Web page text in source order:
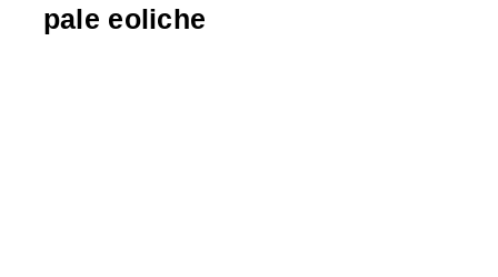
pale eoliche